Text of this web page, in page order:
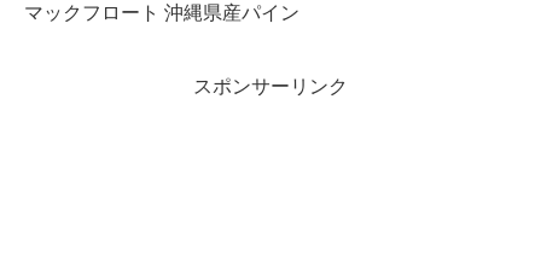
マックフロート 沖縄県産パイン
スポンサーリンク